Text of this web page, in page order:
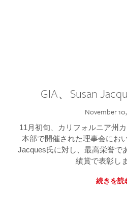
GIA、Susan
November
11月初旬、カリフォルニア州
本部で開催された理事会にお
Jacques氏に対し、最高栄誉で
績賞で表彰し
続きを読